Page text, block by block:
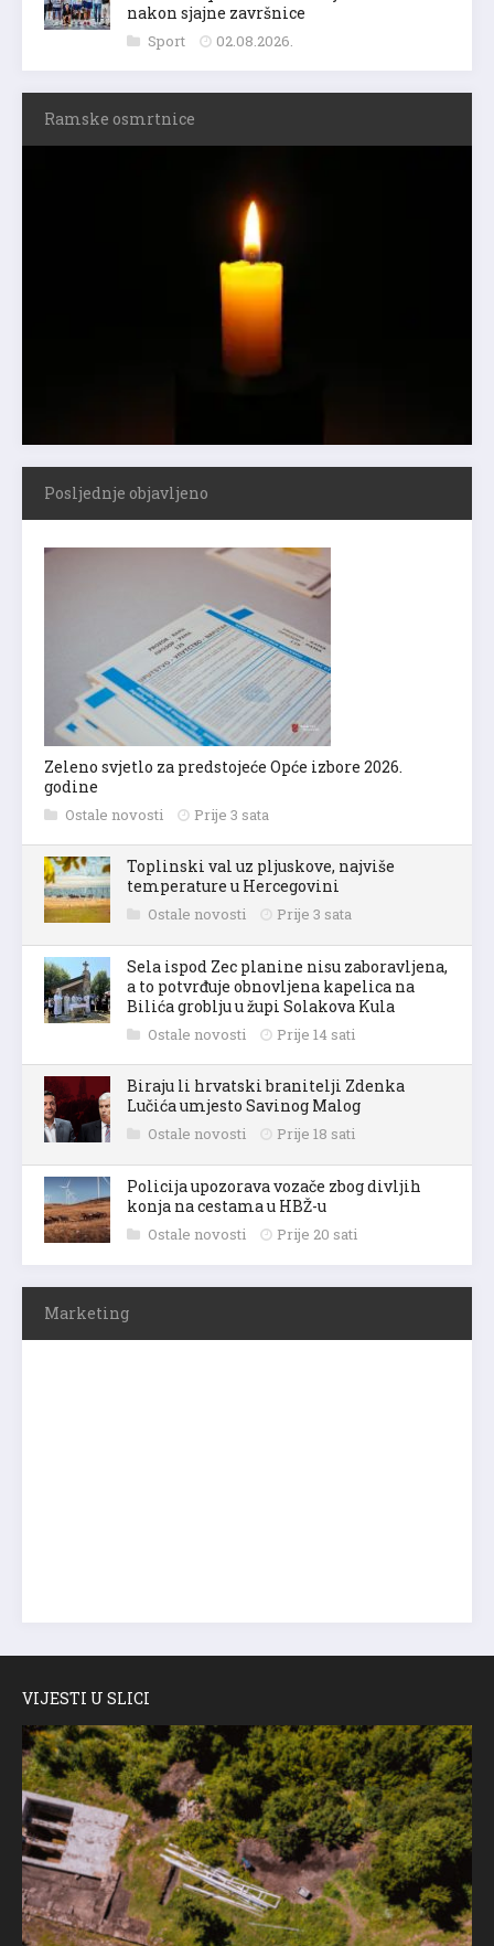
nakon sjajne završnice
Sport 02.08.2026.
Ramske osmrtnice
Posljednje objavljeno
Zeleno svjetlo za predstojeće Opće izbore 2026.
godine
Ostale novosti Prije 3 sata
Toplinski val uz pljuskove, najviše
temperature u Hercegovini
Ostale novosti Prije 3 sata
Sela ispod Zec planine nisu zaboravljena,
a to potvrđuje obnovljena kapelica na
Bilića groblju u župi Solakova Kula
Ostale novosti Prije 14 sati
Biraju li hrvatski branitelji Zdenka
Lučića umjesto Savinog Malog
Ostale novosti Prije 18 sati
Policija upozorava vozače zbog divljih
konja na cestama u HBŽ-u
Ostale novosti Prije 20 sati
Marketing
VIJESTI U SLICI